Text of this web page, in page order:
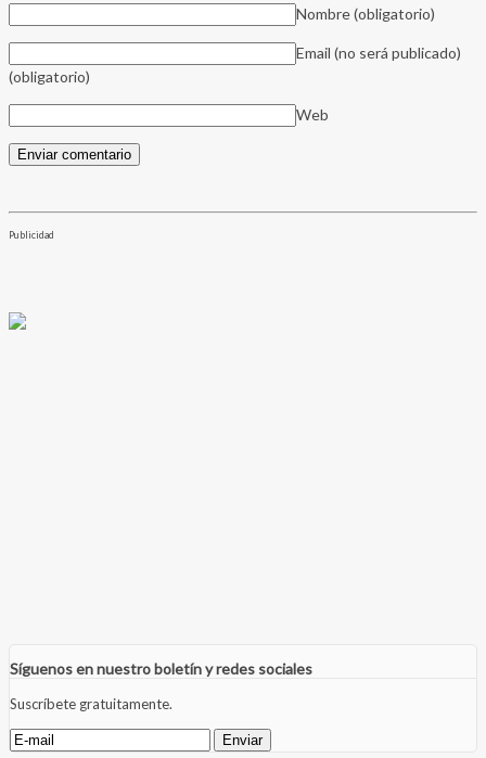
Nombre(obligatorio)
Email (no será publicado)
(obligatorio)
Web
Publicidad
Síguenos en nuestro boletín y redes sociales
Suscríbete gratuitamente.